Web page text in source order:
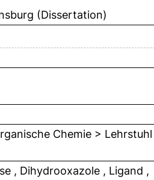
(Dissertation)
Chemie >
, Dihydrooxazole , Ligand ,